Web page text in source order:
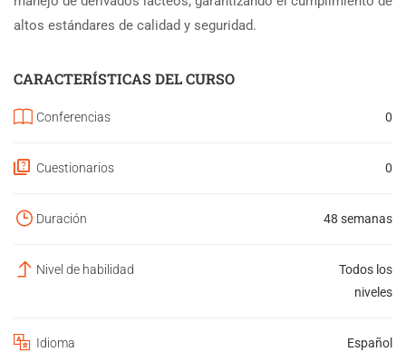
altos estándares de calidad y seguridad.
CARACTERÍSTICAS DEL CURSO
Conferencias 0
Cuestionarios 0
Duración 48 semanas
Nivel de habilidad
Todos los
niveles
Idioma Español